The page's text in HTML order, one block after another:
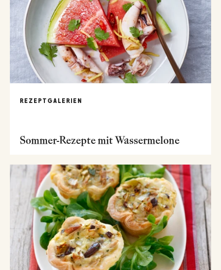
REZEPTGALERIEN
Sommer-Rezepte mit Wassermelone